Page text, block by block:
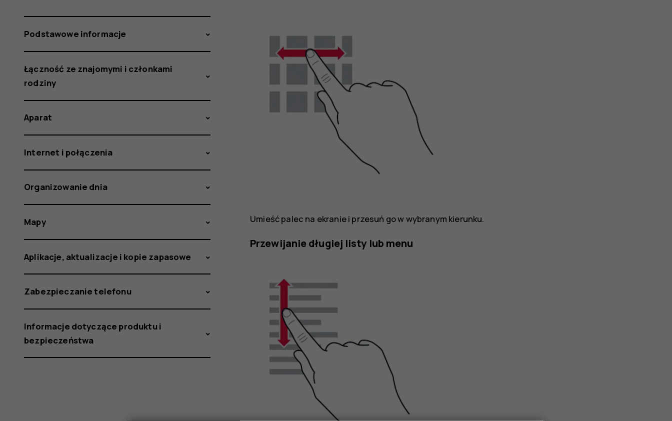
Umieść palec na ekranie i przesuń go w wybranym kierunku.
Przewijanie długiej listy lub menu
Podstawowe informacje
Łączność ze znajomymi i członkami
rodziny
Aparat
Internet i połączenia
Organizowanie dnia
Mapy
Aplikacje, aktualizacje i kopie zapasowe
Zabezpieczanie telefonu
Informacje dotyczące produktu i
bezpieczeństwa